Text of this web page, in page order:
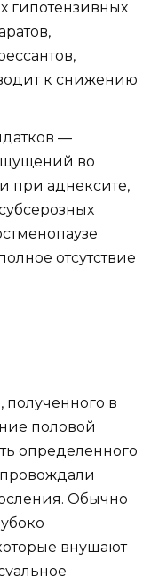
гипотензивных
к снижению
—
во
при аднексите,
отсутствие
полученного в
половой
определенного
Обычно
внушают